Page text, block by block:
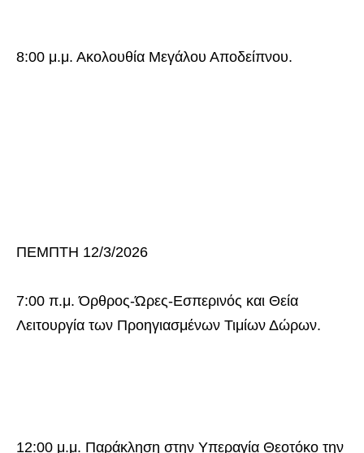
8:00 μ.μ. Ακολουθία Μεγάλου Αποδείπνου.
ΠΕΜΠΤΗ 12/3/2026
7:00 π.μ. Όρθρος-Ώρες-Εσπερινός και Θεία
Λειτουργία των Προηγιασμένων Τιμίων Δώρων.
12:00 μ.μ. Παράκληση στην Υπεραγία Θεοτόκο την